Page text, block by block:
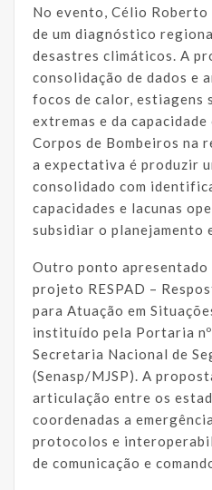
No evento, Célio
de um diagnóstico
desastres climáticos. A
consolidação de dados e
focos de calor, estiagens
extremas e da
Corpos de Bombeiros na
a expectativa é produzir
consolidado com
capacidades e lacunas
subsidiar o planejamento
Outro ponto
projeto RESPAD –
para Atuação em
instituído pela Portaria
Secretaria Nacional de
(Senasp/MJSP). A
articulação entre os
coordenadas a
protocolos e
de comunicação e